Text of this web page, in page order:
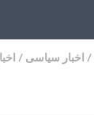
/ اخبار سیاسی /